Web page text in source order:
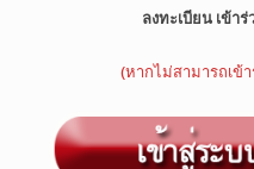
ลงทะเบียน เข้า
(หากไม่สามารถเข้